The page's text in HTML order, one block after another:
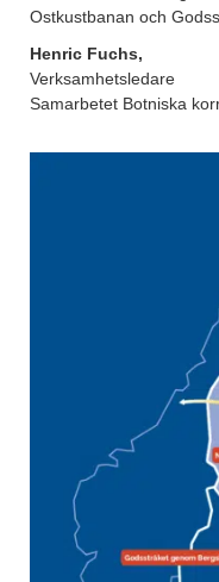
Ostkustbanan och
Henric Fuchs,
Verksamhetsledare
Samarbetet Botniska